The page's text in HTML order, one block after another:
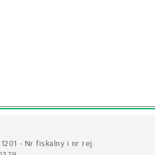
- Nr fiskalny i nr rej.